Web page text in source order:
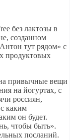
без лактозы в
созданном
тут рядом» с
продуктовых
привычные вещи
на йогуртах, с
россиян,
каким
он будет.
чтобы быть».
посланий.